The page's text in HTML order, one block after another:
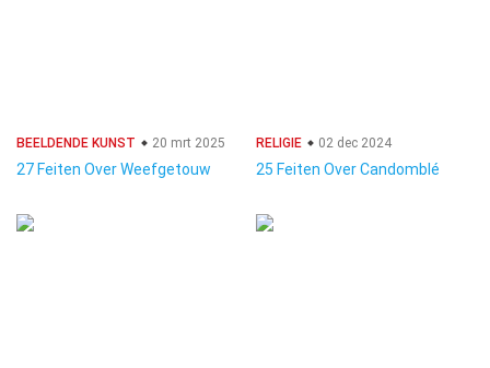
BEELDENDE KUNST 20 mrt 2025
27 Feiten Over Weefgetouw
RELIGIE 02 dec 2024
25 Feiten Over Candomblé